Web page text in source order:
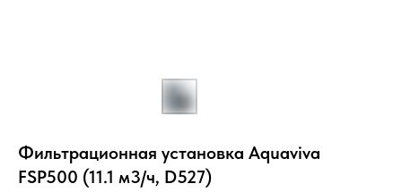
Фильтрационная установка Aquaviva
FSP500 (11.1 м3/ч, D527)